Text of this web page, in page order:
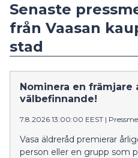
Senaste
från Vaasan
stad
Nominera en främjare
välbefinnande!
7.8.2026 13:00:00 EEST |
Vasa äldreråd premierar
person eller en grupp som